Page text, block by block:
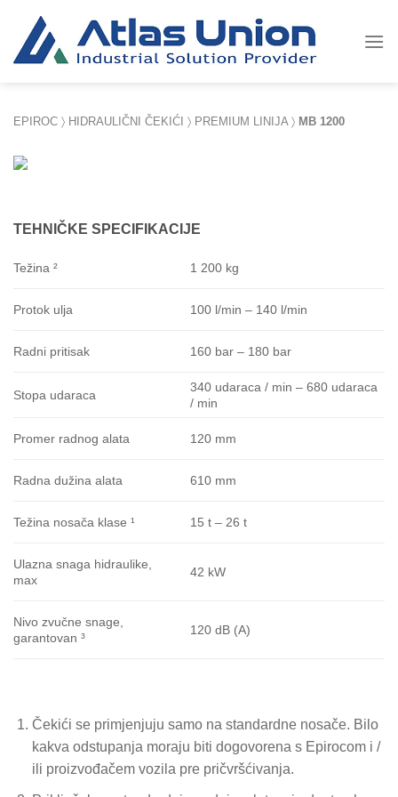
content
EPIROC 〉 HIDRAULIČNI ČEKIĆ I 〉 PREMIUM LINIJA 〉 MB 1200
TEHNIČKE SPECIFIKACIJE
Težina ² 1 200 kg
Protok ulja 100 l/min – 140 l/min
Radni pritisak 160 bar – 180 bar
Stopa udaraca
340 udaraca / min – 680 udaraca
/ min
Promer radnog alata 120 mm
Radna dužina alata 610 mm
Težina nosača klase ¹ 15 t – 26 t
Ulazna snaga hidraulike,
max
42 kW
Nivo zvučne snage,
garantovan ³
120 dB (A)
Čekići se primjenjuju samo na standardne nosače. Bilo
kakva odstupanja moraju biti dogovorena s Epirocom i /
ili proizvođačem vozila pre pričvršćivanja.